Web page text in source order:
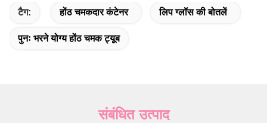
टैग: होंठ चमकदार कंटेनर लिप ग्लॉस की बोतलें
पुनः भरने योग्य होंठ चमक ट्यूब
संबंधित उत्पाद